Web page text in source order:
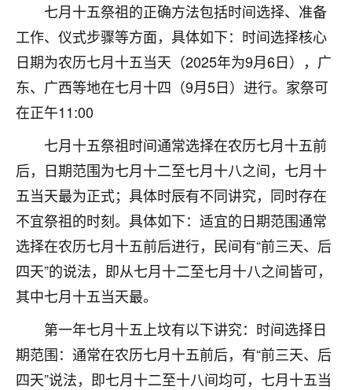
七月十五祭祖的正确方法包括时间选择、准备
工作、仪式步骤等方面，具体如下：时间选择核心
日期为农历七月十五当天（2025年为9月6日），广
东、广西等地在七月十四（9月5日）进行。家祭可
在正午11:00
七月十五祭祖时间通常选择在农历七月十五前
后，日期范围为七月十二至七月十八之间，七月十
五当天最为正式；具体时辰有不同讲究，同时存在
不宜祭祖的时刻。具体如下：适宜的日期范围通常
选择在农历七月十五前后进行，民间有“前三天、后
四天”的说法，即从七月十二至七月十八之间皆可，
其中七月十五当天最。
第一年七月十五上坟有以下讲究：时间选择日
期范围：通常在农历七月十五前后，有“前三天、后
四天”说法，即七月十二至十八间均可，七月十五当
付深
我是公司人事调整，有升迁机会，但同时竞争的我们
三个，找老师的时候是抱着侥幸心理，没想到老师看
着我晋升有望，我半信半疑的按照老师建议，做了化
太岁还有一个发钱粮，本来年前的人事调整，拖到年
后，我以为都没戏了，结果开年一上班，开会提拔升
职第一个就是我，职务无所谓，主要是底薪加了
3000，非常开心，无论如何，感恩感谢！🙏🏻
鹿森：恭喜升职加薪！！，请客吗？�
12小时前 来自北京 32
心心相印
我身体不太好，总是病病殃殃的，去检查又没什么大
问题，反正就是不舒服。中医西医看遍了，找不到问
题，后来无意中看到有人推荐慧来老师，跟老师聊过
之后，心情豁然开朗，也听老师建议，处理了一些因
果问题。今年以来，身体比以前好多，主要是心情好
了，老师说境随心转，现在深有体会了。